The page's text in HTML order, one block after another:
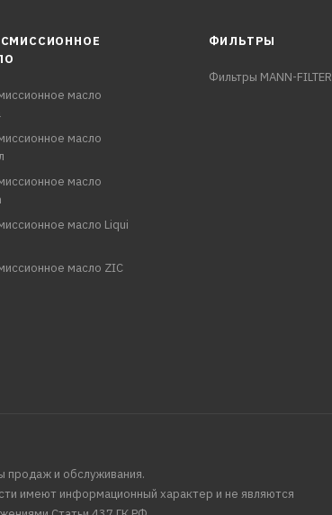
масло
масло
масло
масло Liqui
масло ZIC
ФИЛЬТРЫ
Фильтры MANN-FILTER
и обслуживания.
имеют информационный характер и не являются